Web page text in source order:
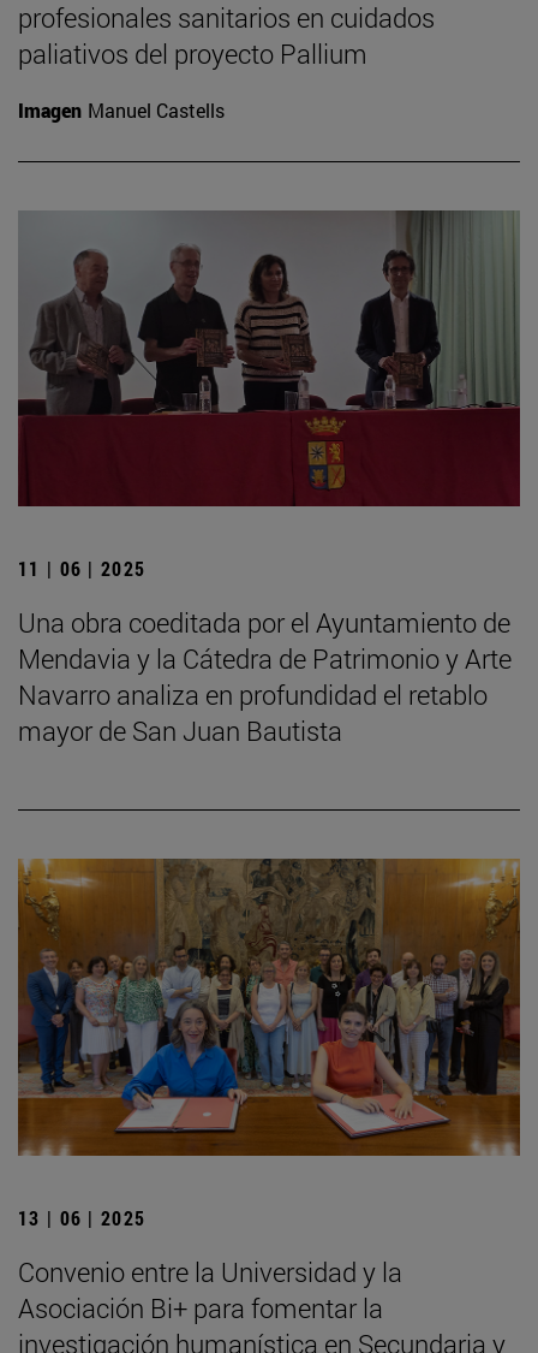
profesionales sanitarios en cuidados
paliativos del proyecto Pallium
Imagen Manuel Castells
11 | 06 | 2025
Una obra coeditada por el Ayuntamiento de
Mendavia y la Cátedra de Patrimonio y Arte
Navarro analiza en profundidad el retablo
mayor de San Juan Bautista
13 | 06 | 2025
Convenio entre la Universidad y la
Asociación Bi+ para fomentar la
investigación humanística en Secundaria y